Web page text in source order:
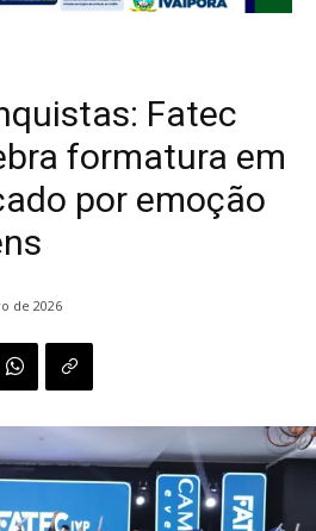
Fatec
formatura em
por emoção
de 2026